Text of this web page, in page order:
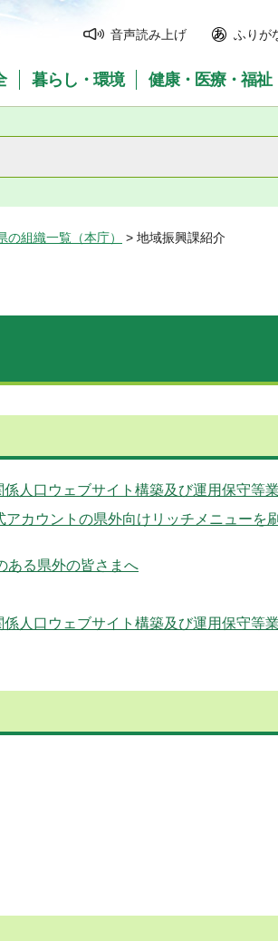
音声読み上げ ふりが
暮らし・環境 健康・医療・福祉
の組織一覧（本庁） > 地域振興課紹介
人口ウェブサイト構築及び運用保守等
カウントの県外向けリッチメニューを
ある県外の皆さまへ
人口ウェブサイト構築及び運用保守等